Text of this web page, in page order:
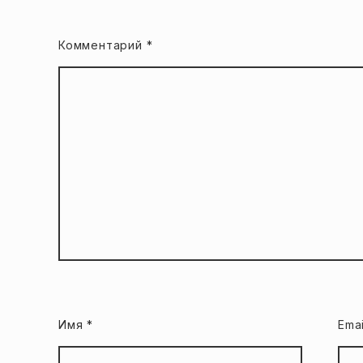
Комментарий *
Имя*